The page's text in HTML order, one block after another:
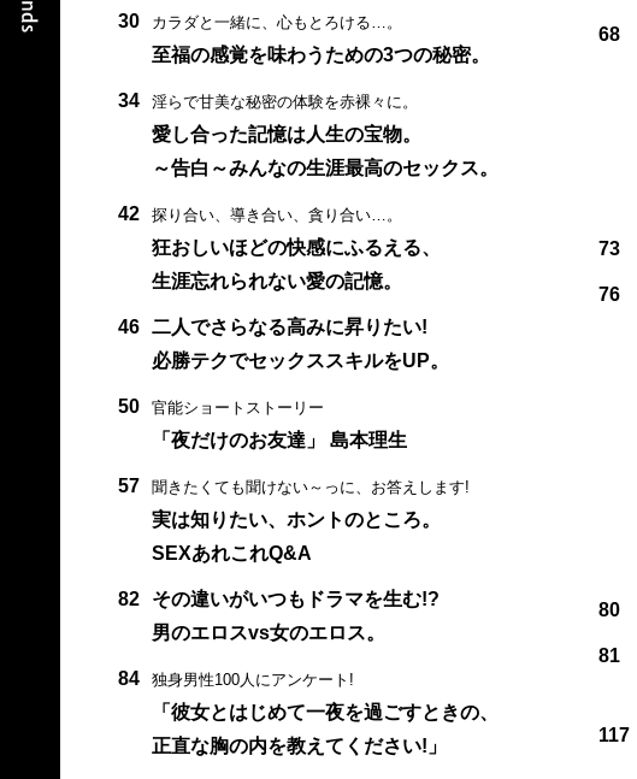
30 カラダと一緒に、心もとろける…。
至福の感覚を味わうための3つの秘密。
34 淫らで甘美な秘密の体験を赤裸々に。
愛し合った記憶は人生の宝物。
～告白～みんなの生涯最高のセックス。
42 探り合い、導き合い、貪り合い…。
狂おしいほどの快感にふるえる、
生涯忘れられない愛の記憶。
46
二人でさらなる高みに昇りたい!
必勝テクでセックススキルをUP。
50 官能ショートストーリー
「夜だけのお友達」 島本理生
57 聞きたくても聞けない～っに、お答えします!
実は知りたい、ホントのところ。
SEXあれこれQ&A
82
その違いがいつもドラマを生む!?
男のエロスvs女のエロス。
84 独身男性100人にアンケート!
「彼女とはじめて一夜を過ごすときの、
正直な胸の内を教えてください!」
68
73
76
80
81
117